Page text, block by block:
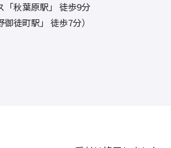
「秋葉原駅」 徒歩9分
徒町駅」 徒歩7分）